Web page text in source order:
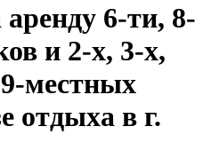
6-ти, 8-
и 2-х, 3-х,
местных
отдыха в г.